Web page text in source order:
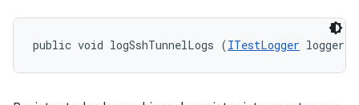
public void logSshTunnelLogs (ITestLogger logger)